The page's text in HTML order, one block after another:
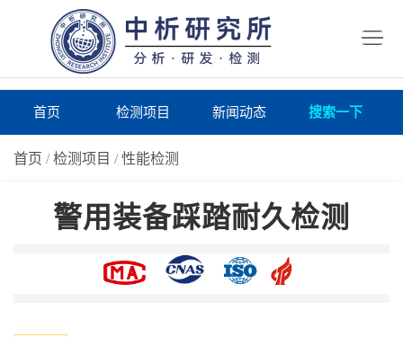
首页 检测项目 新闻动态 搜索一下
首页 /检测项目 /性能检测
警用装备踩踏耐久检测